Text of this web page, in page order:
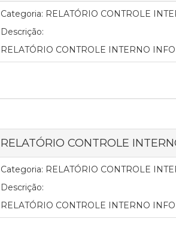
Categoria: RELATÓRIO CONTROLE
Descrição:
RELATÓRIO CONTROLE INTERNO
RELATÓRIO CONTROLE
Categoria: RELATÓRIO CONTROLE
Descrição:
RELATÓRIO CONTROLE INTERNO